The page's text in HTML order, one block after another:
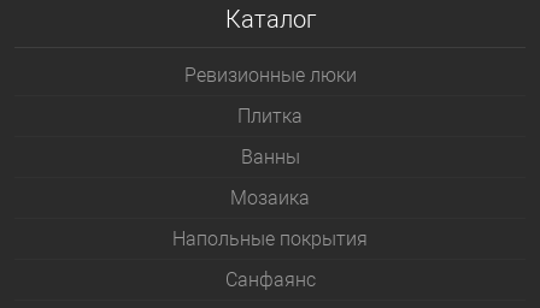
Каталог
Ревизионные люки
Плитка
Bанны
Мозаика
Напольные покрытия
Санфаянс